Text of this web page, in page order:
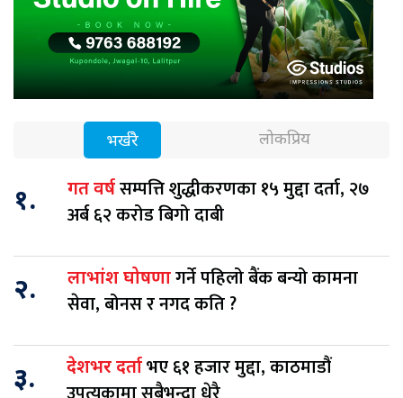
भर्खरै लोकप्रिय
१. गत वर्षसम्पत्ति शुद्धीकरणका १५ मुद्दा दर्ता, २७
अर्ब ६२ करोड बिगो दाबी
२. लाभांश घोषणागर्ने पहिलो बैंक बन्यो कामना
सेवा, बोनस र नगद कति ?
३. देशभर दर्ताभए ६१ हजार मुद्दा, काठमाडौं